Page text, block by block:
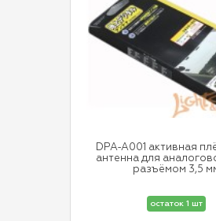
DPA-A001 активная
антенна для
разъёмом 3,5
остаток 1 шт